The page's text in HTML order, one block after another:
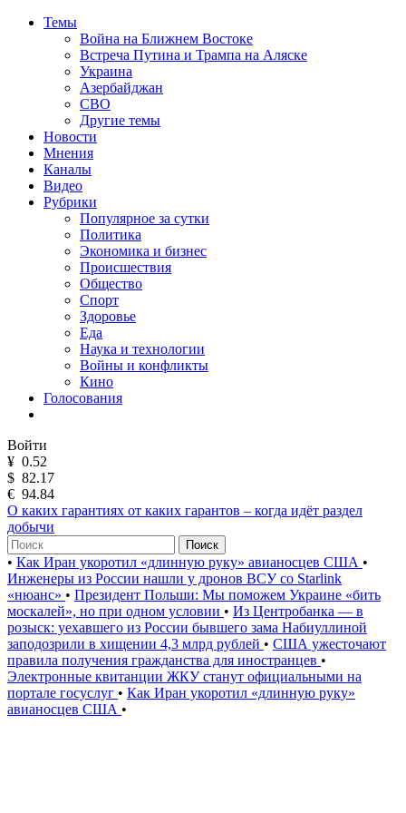
Темы
Война на Ближнем Востоке
Встреча Путина и Трампа на Аляске
Украина
Азербайджан
СВО
Другие темы
Новости
Мнения
Каналы
Видео
Рубрики
Популярное за сутки
Политика
Экономика и бизнес
Происшествия
Общество
Спорт
Здоровье
Еда
Наука и технологии
Войны и конфликты
Кино
Голосования
Войти
¥ 0.52
$ 82.17
€ 94.84
О каких гарантиях от каких гарантов – когда идёт раздел
добычи
Поиск
• Как Иран укоротил «длинную руку» авианосцев США •
Инженеры из России нашли у дронов ВСУ со Starlink
«нюанс» • Президент Польши: Мы поможем Украине «бить
москалей», но при одном условии • Из Центробанка — в
розыск: уехавшего из России бывшего зама Набиуллиной
заподозрили в хищении 4,3 млрд рублей • США ужесточают
правила получения гражданства для иностранцев •
Электронные квитанции ЖКУ станут официальными на
портале госуслуг • Как Иран укоротил «длинную руку»
авианосцев США •